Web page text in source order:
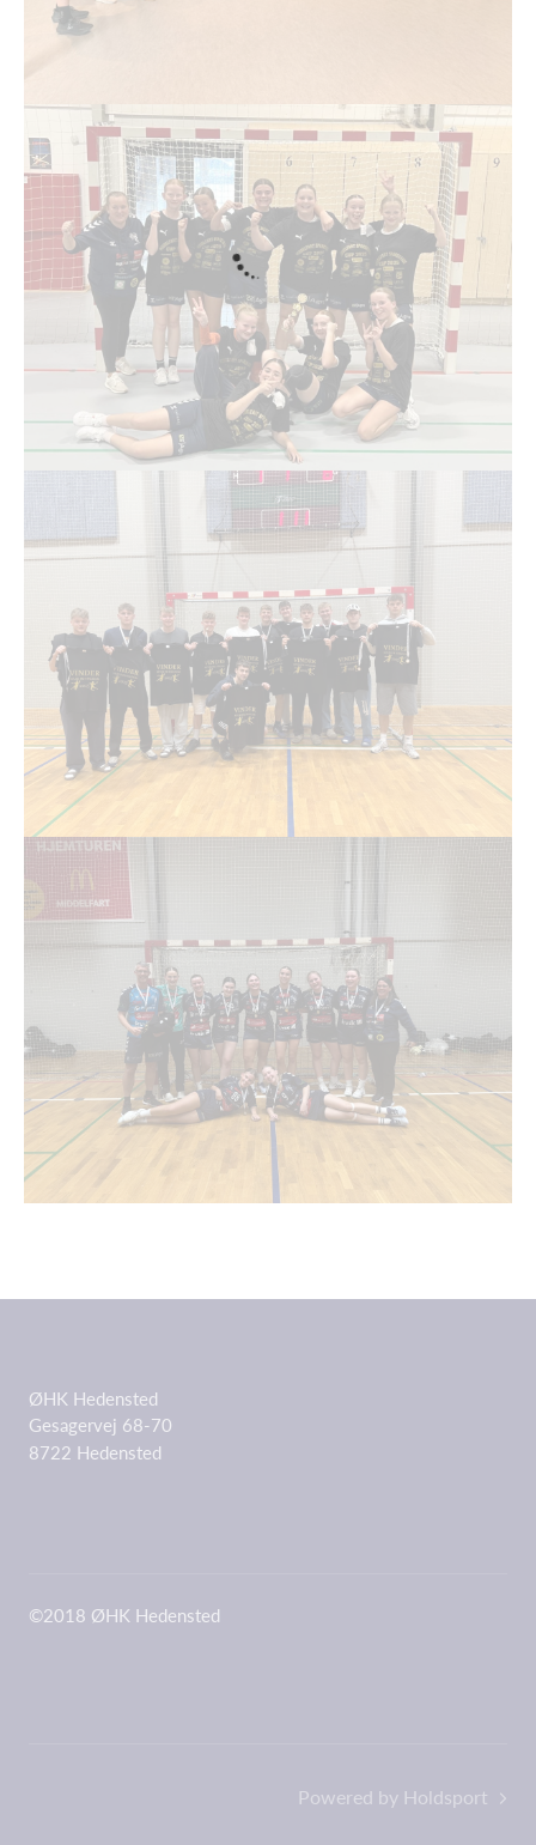
ØHK Hedensted
Gesagervej 68-70
8722 Hedensted
©2018 ØHK Hedensted
Powered by Holdsport